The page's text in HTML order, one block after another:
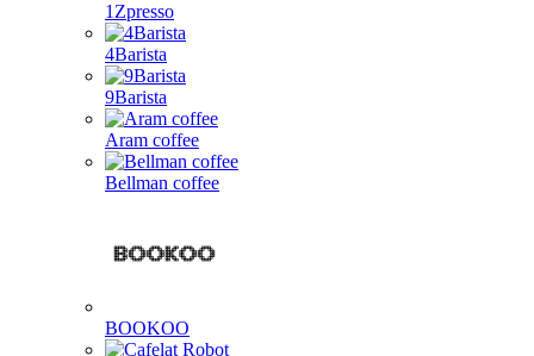
1Zpresso
4Barista
9Barista
Aram coffee
Bellman coffee
BOOKOO